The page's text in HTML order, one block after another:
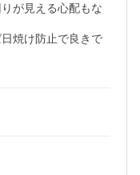
が見える心配もな
焼け防止で良きで